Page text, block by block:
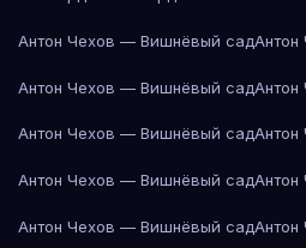
Антон Чехов — Вишнёвый сад
Антон Чехов — Вишнёвый сад
Антон Чехов — Вишнёвый сад
Антон Чехов — Вишнёвый сад
Антон Чехов — Вишнёвый сад